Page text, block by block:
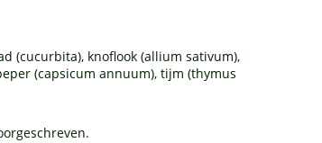
(cucurbita), knoflook (allium sativum),
(capsicum annuum), tijm (thymus